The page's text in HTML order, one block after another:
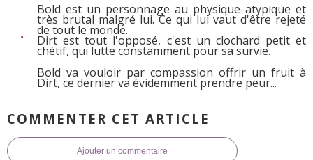
Bold est un personnage au physique atypique et
très brutal malgré lui. Ce qui lui vaut d'être rejeté
de tout le monde.
Dirt est tout l'opposé, c'est un clochard petit et
chétif, qui lutte constamment pour sa survie.
Bold va vouloir par compassion offrir un fruit à
Dirt, ce dernier va évidemment prendre peur...
COMMENTER CET ARTICLE
Ajouter un commentaire